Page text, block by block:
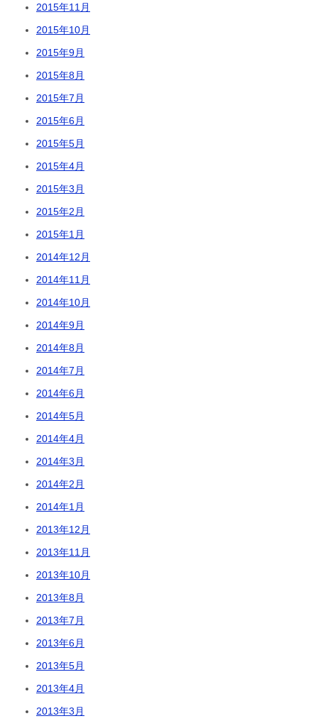
2015年11月
2015年10月
2015年9月
2015年8月
2015年7月
2015年6月
2015年5月
2015年4月
2015年3月
2015年2月
2015年1月
2014年12月
2014年11月
2014年10月
2014年9月
2014年8月
2014年7月
2014年6月
2014年5月
2014年4月
2014年3月
2014年2月
2014年1月
2013年12月
2013年11月
2013年10月
2013年8月
2013年7月
2013年6月
2013年5月
2013年4月
2013年3月